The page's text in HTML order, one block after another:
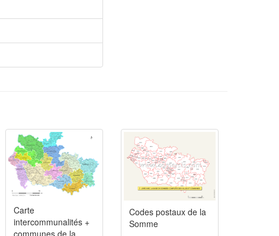
Carte
intercommunalités +
communes de la
Codes postaux de la
Somme